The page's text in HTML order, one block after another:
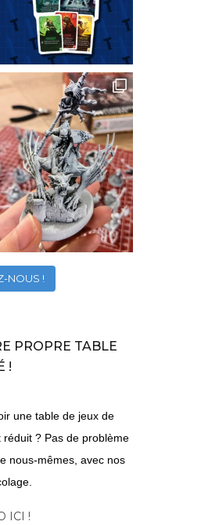
NOUS !
PROPRE TABLE
!
une table de jeux de
? Pas de problème
nous-mêmes, avec nos
ICI !